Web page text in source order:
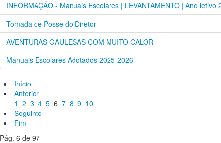
INFORMAÇÃO - Manuais Escolares | LEVANTAMENTO | Ano letivo
Tomada de Posse do Diretor
AVENTURAS GAULESAS COM MUITO CALOR
Manuais Escolares Adotados 2025-2026
Início
Anterior
1 2 3 4 5 6 7 8 9 10
Seguinte
Fim
Pág. 6 de 97